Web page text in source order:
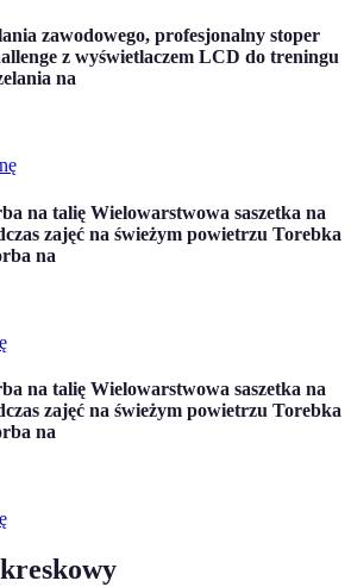
zawodowego, profesjonalny stoper
z wyświetlaczem LCD do treningu
na
na talię Wielowarstwowa saszetka na
zajęć na świeżym powietrzu Torebka
na
na talię Wielowarstwowa saszetka na
zajęć na świeżym powietrzu Torebka
na